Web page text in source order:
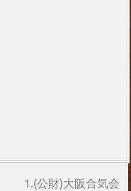
1.(公財)大阪合気会